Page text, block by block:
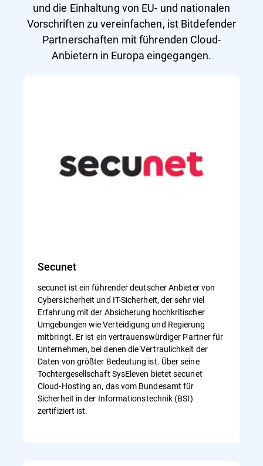
und die Einhaltung von EU- und nationalen
Vorschriften zu vereinfachen, ist Bitdefender
Partnerschaften mit führenden Cloud-
Anbietern in Europa eingegangen.
Secunet
secunet ist ein führender deutscher Anbieter von
Cybersicherheit und IT-Sicherheit, der sehr viel
Erfahrung mit der Absicherung hochkritischer
Umgebungen wie Verteidigung und Regierung
mitbringt. Er ist ein vertrauenswürdiger Partner für
Unternehmen, bei denen die Vertraulichkeit der
Daten von größter Bedeutung ist. Über seine
Tochtergesellschaft SysEleven bietet secunet
Cloud-Hosting an, das vom Bundesamt für
Sicherheit in der Informationstechnik (BSI)
zertifiziert ist.